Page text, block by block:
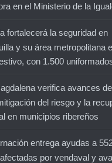
en el Ministerio de la
fortalecerá la seguridad en
y su área metropolitana
con 1.500
verifica avances
del riesgo y la
en municipios ribereños
entrega ayudas a
por vendaval y